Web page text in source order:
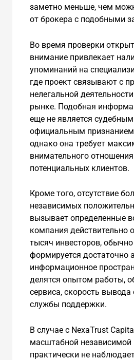
заметно меньше, чем
от брокера с подобными
Во время проверки
внимание привлекает
упоминаний на
где проект связывают с
нелегальной
рынке. Подобная
еще не является
официальным
однако она требует
внимательного
потенциальных клиентов.
Кроме того, отсутствие
независимых
вызывает определенные
компания действительно
тысяч инвесторов, обычно
формируется достаточно
информационное
делятся опытом работы,
сервиса, скорость вывода
службы поддержки.
В случае с NexaTrust
масштабной независимой
практически не